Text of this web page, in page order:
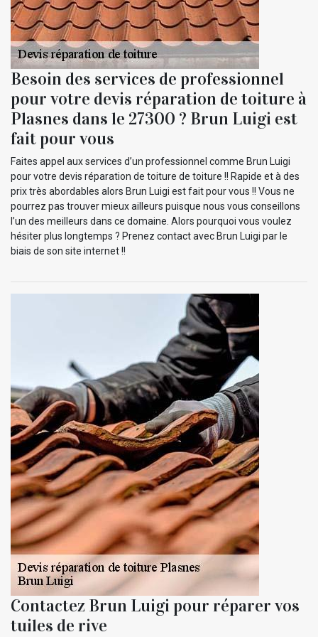
Besoin des services de professionnel
pour votre devis réparation de toiture à
Plasnes dans le 27300 ? Brun Luigi est
fait pour vous
Faites appel aux services d’un professionnel comme Brun Luigi
pour votre devis réparation de toiture de toiture !! Rapide et à des
prix très abordables alors Brun Luigi est fait pour vous !! Vous ne
pourrez pas trouver mieux ailleurs puisque nous vous conseillons
l’un des meilleurs dans ce domaine. Alors pourquoi vous voulez
hésiter plus longtemps ? Prenez contact avec Brun Luigi par le
biais de son site internet !!
Contactez Brun Luigi pour réparer vos
tuiles de rive